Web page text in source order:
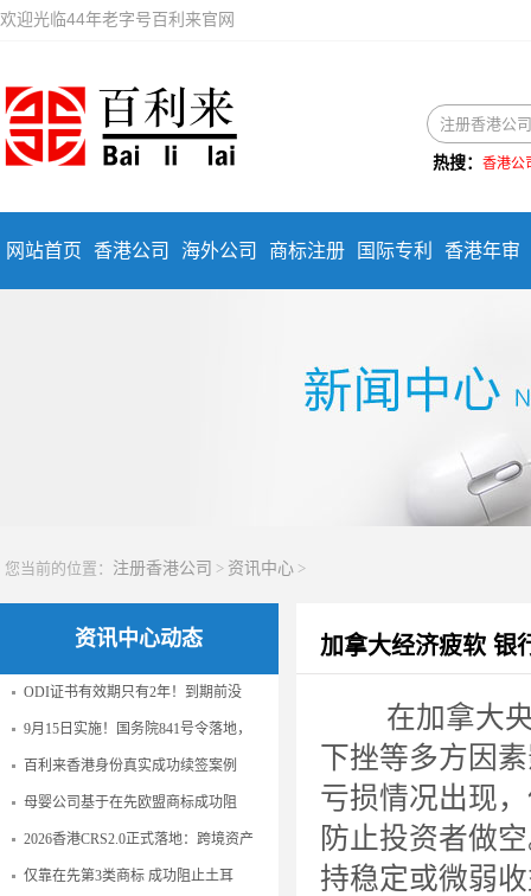
欢迎光临44年老字号百利来官网
热搜： 香港公
网站首页 香港公司 海外公司 商标注册 国际专利 香港年审
您当前的位置： 注册香港公司 > 资讯中心 >
资讯中心动态
ODI证书有效期只有2年！到期前没
9月15日实施！国务院841号令落地，
百利来香港身份真实成功续签案例
母婴公司基于在先欧盟商标成功阻
2026香港CRS2.0正式落地：跨境资产
仅靠在先第3类商标 成功阻止土耳
加拿大经济疲软 银
在加拿大央
下挫等多方因
亏损情况出现
防止投资者做
持稳定或微弱